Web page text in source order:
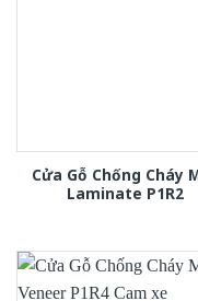
Cửa Gỗ Chống Cháy
Laminate P1R2